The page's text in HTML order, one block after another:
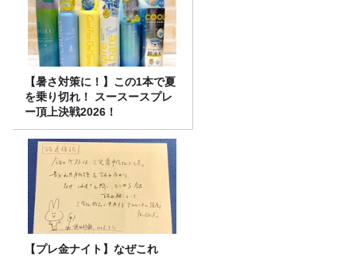
【暑さ対策に！】この1本で夏
を乗り切れ！ スースースプレ
ー頂上決戦2026！
【プレ金ナイト】なぜこれ